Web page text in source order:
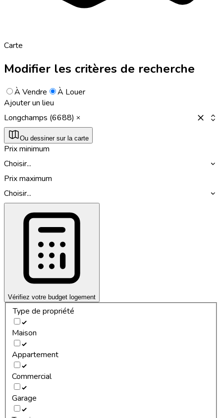
Carte
Modifier les critères de recherche
À Vendre
À Louer
Ajouter un lieu
Longchamps (6688)
Ou dessiner sur la carte
Prix minimum
Choisir...
Prix maximum
Choisir...
Vérifiez votre budget logement
Type de propriété
Maison
Appartement
Commercial
Garage